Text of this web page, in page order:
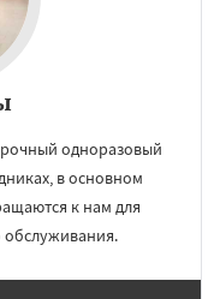
одноразовый
в основном
к нам для
обслуживания.